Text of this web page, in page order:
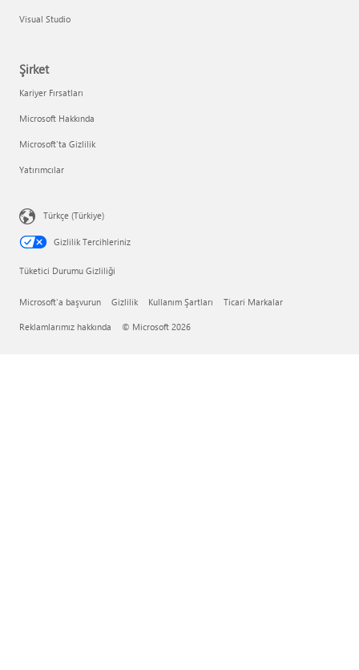
Visual Studio
Şirket
Kariyer Fırsatları
Microsoft Hakkında
Microsoft'ta Gizlilik
Yatırımcılar
Türkçe (Türkiye)
Gizlilik Tercihleriniz
Tüketici Durumu Gizliliği
Microsoft'a başvurun Gizlilik Kullanım Şartları Ticari Markalar
Reklamlarımız hakkında © Microsoft 2026